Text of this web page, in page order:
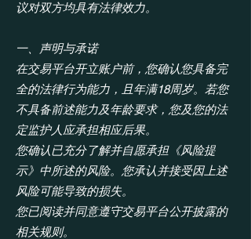
议对双方均具有法律效力。
一、声明与承诺
在交易平台开立账户前，您确认您具备完
全的法律行为能力，且年满18周岁。若您
不具备前述能力及年龄要求，您及您的法
定监护人应承担相应后果。
您确认已充分了解并自愿承担《风险提
示》中所述的风险。您承认并接受因上述
风险可能导致的损失。
您已阅读并同意遵守交易平台公开披露的
相关规则。